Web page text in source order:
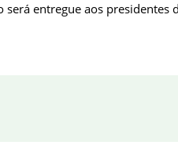
entregue aos presidentes